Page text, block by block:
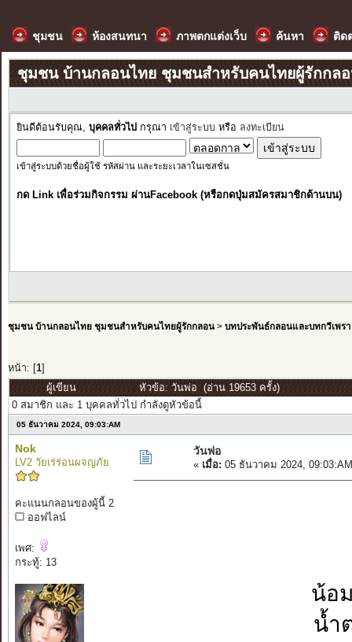
ชุมชน ห้องสนทนา ภาพตกแต่งเว็บ ค้นหา ติด
ชุมชน บ้านกลอนไทย ชุมชนสำหรับคนไทยผู้รักกล
ยินดีต้อนรับคุณ, บุคคลทั่วไป กรุณา เข้าสู่ระบบ หรือ ลงทะเบียน
เข้าสู่ระบบด้วยชื่อผู้ใช้ รหัสผ่าน และระยะเวลาในเซสชั่น
กด Link เพื่อร่วมกิจกรรม ผ่านFacebook (หรือกดปุ่มสมัครสมาชิกด้านบน)
ชุมชน บ้านกลอนไทย ชุมชนสำหรับคนไทยผู้รักกลอน> บทประพันธ์กลอนและบทกวีเพรา
หน้า: [ 1]
ผู้เขียน
หัวข้อ: วันพ่อ (อ่าน 19653 ครั้ง)
0 สมาชิก และ 1 บุคคลทั่วไป กำลังดูหัวข้อนี้
05 ธันวาคม 2024, 09:03:AM
Nok
LV2 วัยเร่ร่อนผจญภัย
คะแนนกลอนของผู้นี้ 2
ออฟไลน์
เพศ:
กระทู้: 13
วันพ่อ
« เมื่อ: 05 ธันวาคม 2024,
น้อ
น้ำ